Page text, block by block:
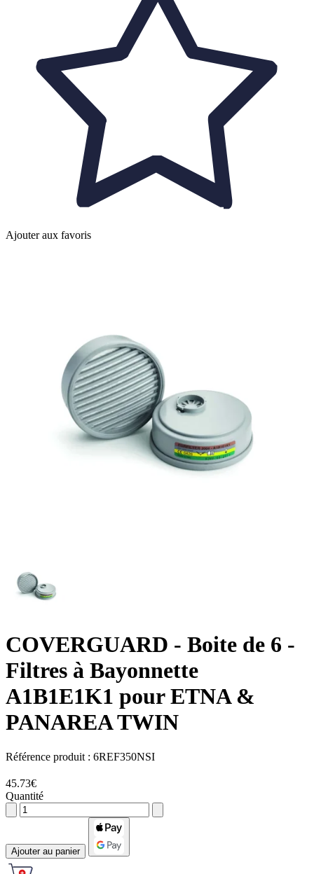
Ajouter aux favoris
COVERGUARD - Boite de 6 -
Filtres à Bayonnette
A1B1E1K1 pour ETNA &
PANAREA TWIN
Référence produit : 6REF350NSI
45.73€
Quantité
Ajouter au panier